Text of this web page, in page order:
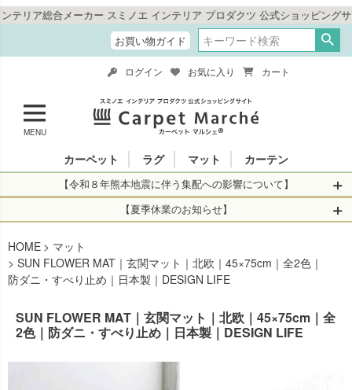
ー スミノエ インテリア プロダクツ 公式ショッピングサイト「カーペッ
お買い物ガイド
MENU
ログイン お気に入り カート
カーペット ラグ マット カーテン
【令和８年熊本地震に伴う集配への影響について】
令和8年熊本地震により、お亡くなりになられた方々に深く
お見舞い申し上げます。 この地震の影響により、現在、一
部地域を発着するお荷物のお届けに遅れが生じておりま
す。
【お荷物のお届けに遅れが生じている地域】
・全国から九州あてのお荷物
【夏季休業のお知らせ】
当店は は2026年8月11日(火)～2026年8月16日(日)
を休業とさせて頂きます。
休業中のご注文に関しては自動返信メールは届きますが、
へのご返答ができかねます。 休業明けから順次送信させて
いただきますのでよろしくお願いいたします。
HOME
マット
SUN FLOWER MAT｜玄関マット｜北欧｜45×75cm｜全2色｜
防ダニ・すべり止め｜日本製｜DESIGN LIFE
SUN FLOWER MAT｜玄関マット｜北欧｜45×75cm｜全
2色｜防ダニ・すべり止め｜日本製｜DESIGN LIFE